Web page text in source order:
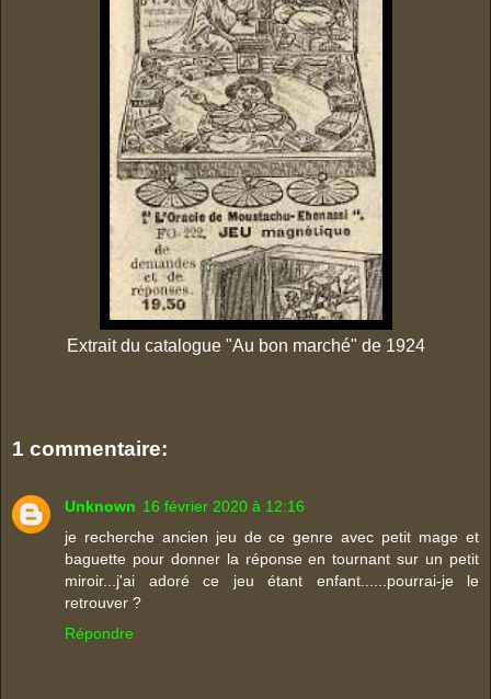
Extrait du catalogue "Au bon marché" de 1924
1 commentaire:
Unknown 16 février 2020 à 12:16
je recherche ancien jeu de ce genre avec petit mage et
baguette pour donner la réponse en tournant sur un petit
miroir...j'ai adoré ce jeu étant enfant......pourrai-je le
retrouver ?
Répondre